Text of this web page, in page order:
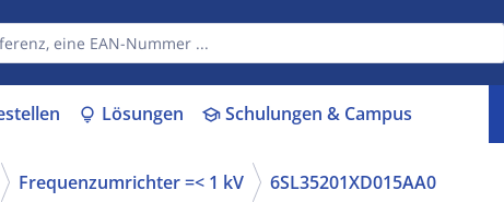
lightbulb Lösungen schoolSchulungen & Campus
Frequenzumrichter =< 1 kV 6SL35201XD015AA0